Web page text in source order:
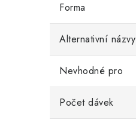
Forma
Alternativní názvy
Nevhodné pro
Počet dávek